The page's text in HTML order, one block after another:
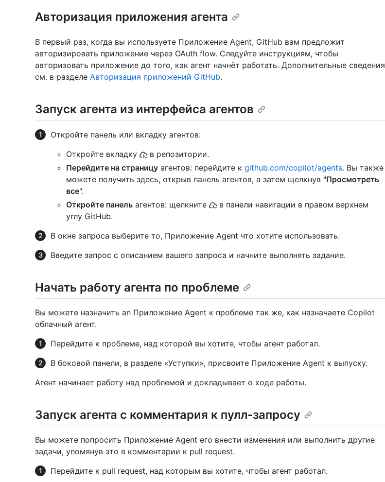
Авторизация приложения агента
В первый раз, когда вы используете Приложение Agent, GitHub вам предложит
авторизировать приложение через OAuth flow. Следуйте инструкциям, чтобы
авторизовать приложение до того, как агент начнёт работать. Дополнительные сведения
см. в разделе Авторизация приложений GitHub.
Запуск агента из интерфейса агентов
Откройте панель или вкладку агентов:
Откройте вкладку
в репозитории.
Перейдите на страницу агентов: перейдите к github.com/copilot/agents. Вы также
можете получить здесь, открыв панель агентов, а затем щелкнув "Просмотреть
все".
Откройте панель агентов: щелкните
в панели навигации в правом верхнем
углу GitHub.
В окне запроса выберите то, Приложение Agent что хотите использовать.
Введите запрос с описанием вашего запроса и начните выполнять задание.
Начать работу агента по проблеме
Вы можете назначить an Приложение Agent к проблеме так же, как назначаете Copilot
облачный агент.
Перейдите к проблеме, над которой вы хотите, чтобы агент работал.
В боковой панели, в разделе «Уступки», присвоите Приложение Agent к выпуску.
Агент начинает работу над проблемой и докладывает о ходе работы.
Запуск агента с комментария к пулл-запросу
Вы можете попросить Приложение Agent его внести изменения или выполнить другие
задачи, упомянув это в комментарии к pull request.
Перейдите к pull request, над которым вы хотите, чтобы агент работал.